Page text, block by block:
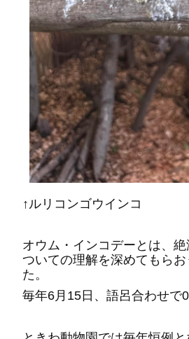
↑ルリコンゴウインコ
オウム・インコデーとは、
ついての理解を深めてもら
た。
毎年6月15日、語呂合わせで